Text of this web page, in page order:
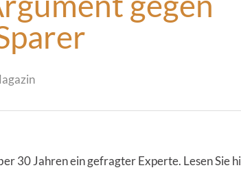
30 Jahren ein gefragter Experte. Lesen Sie